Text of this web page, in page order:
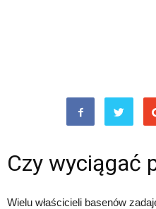
Czy wyciągać
Wielu właścicieli basenów